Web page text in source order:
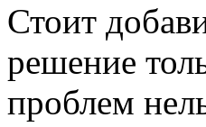
Стоит
решение
проблем